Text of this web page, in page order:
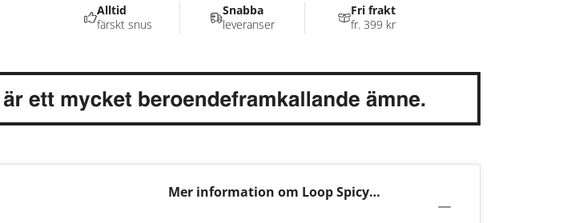
Mer information om Loop Spicy
Alltid
färskt snus
Snabba
leveranser
Fri frakt
fr. 399 kr